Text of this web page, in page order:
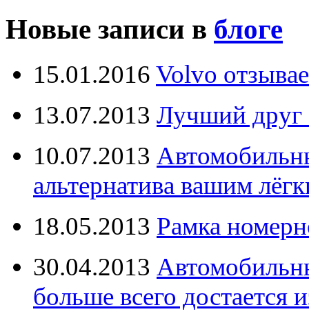
Новые записи в блоге
15.01.2016 Volvo
13.07.2013 Лучший друг
10.07.2013
альтернатива вашим
18.05.2013 Рамка
30.04.2013
больше всего достается